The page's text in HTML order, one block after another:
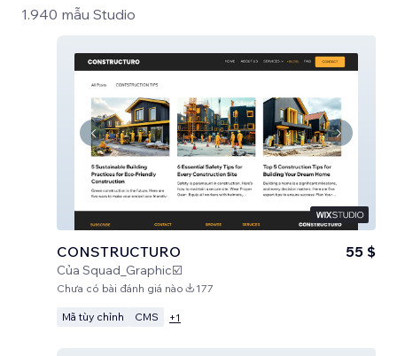
1.940 mẫu Studio
CONSTRUCTURO
Của Squad_Graphic☑️
55 $
Chưa có bài đánh giá nào 177
Mã tùy chỉnh CMS +1